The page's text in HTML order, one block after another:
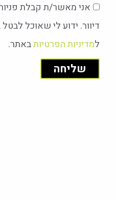
אני מאשר/ת קבלת
דיוור. ידוע לי שאוכל
למדיניות הפרטיותבאתר.
שליחה